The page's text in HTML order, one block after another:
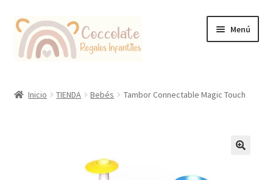
Ir
la
Ir
contenido
Menú
Inicio TIENDA Bebés Tambor Connectable Magic Touch